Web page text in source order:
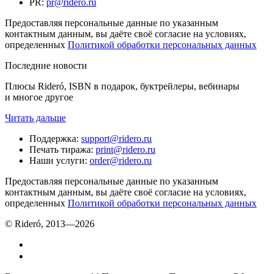
Предоставляя персональные данные по указанным
контактным данным, вы даёте своё согласие на условиях,
определенных Политикой обработки персональных данных
Последние новости
Плюсы Rideró, ISBN в подарок, буктрейлеры, вебинары
и многое другое
Читать дальше
Поддержка: support@ridero.ru
Печать тиража: print@ridero.ru
Наши услуги: order@ridero.ru
Предоставляя персональные данные по указанным
контактным данным, вы даёте своё согласие на условиях,
определенных Политикой обработки персональных данных
© Rideró, 2013—2026